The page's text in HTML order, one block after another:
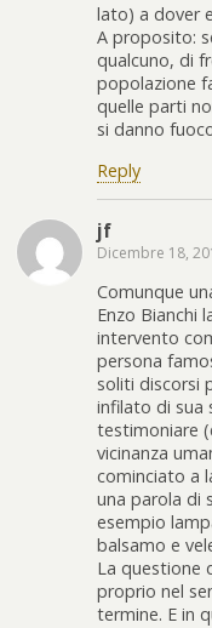
lato) a dover
A proposito:
qualcuno, di
popolazione
quelle parti
si danno
Reply
jf
Dicembre 18,
Comunque
Enzo Bianchi
intervento
persona
soliti discorsi
infilato di sua
testimoniare
vicinanza
cominciato a
una parola di
esempio
balsamo e
La questione
proprio nel
termine. E in